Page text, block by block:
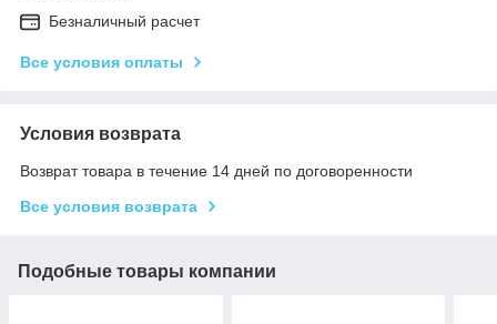
Безналичный расчет
Все условия оплаты
Условия возврата
Возврат товара в течение 14 дней по договоренности
Все условия возврата
Подобные товары компании